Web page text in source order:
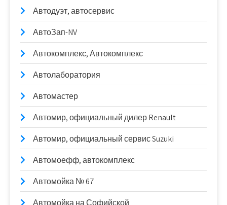
Автодуэт, автосервис
АвтоЗап-NV
Автокомплекс, Автокомплекс
Автолаборатория
Автомастер
Автомир, официальный дилер Renault
Автомир, официальный сервис Suzuki
Автомоефф, автокомплекс
Автомойка № 67
Автомойка на Софийской